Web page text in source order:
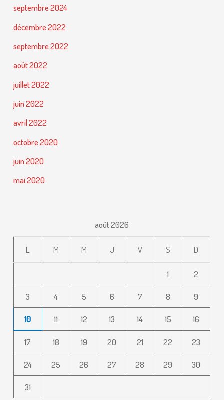
septembre 2024
décembre 2022
septembre 2022
août 2022
juillet 2022
juin 2022
avril 2022
octobre 2020
juin 2020
mai 2020
août 2026
L M M J V S D
1 2
3 4 5 6 7 8 9
10 11 12 13 14 15 16
17 18 19 20 21 22 23
24 25 26 27 28 29 30
31